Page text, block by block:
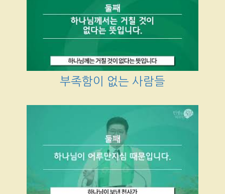
부족함이 없는 사람들